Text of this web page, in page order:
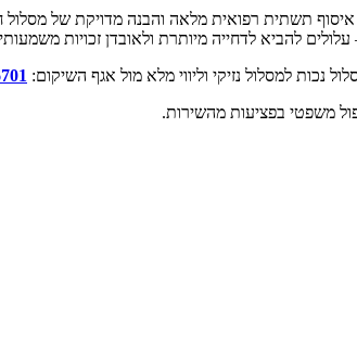
תשתית רפואית מלאה והבנה מדויקת של מסלול
להביא לדחייה מיותרת ולאובדן זכויות
נכות למסלול נזיקי וליווי מלא מול אגף השיקום:
משפטי בפציעות מהשירות.